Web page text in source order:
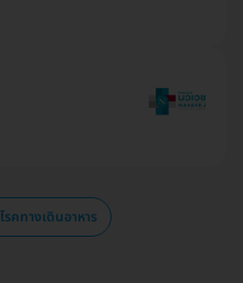
คทางเดินอาหาร